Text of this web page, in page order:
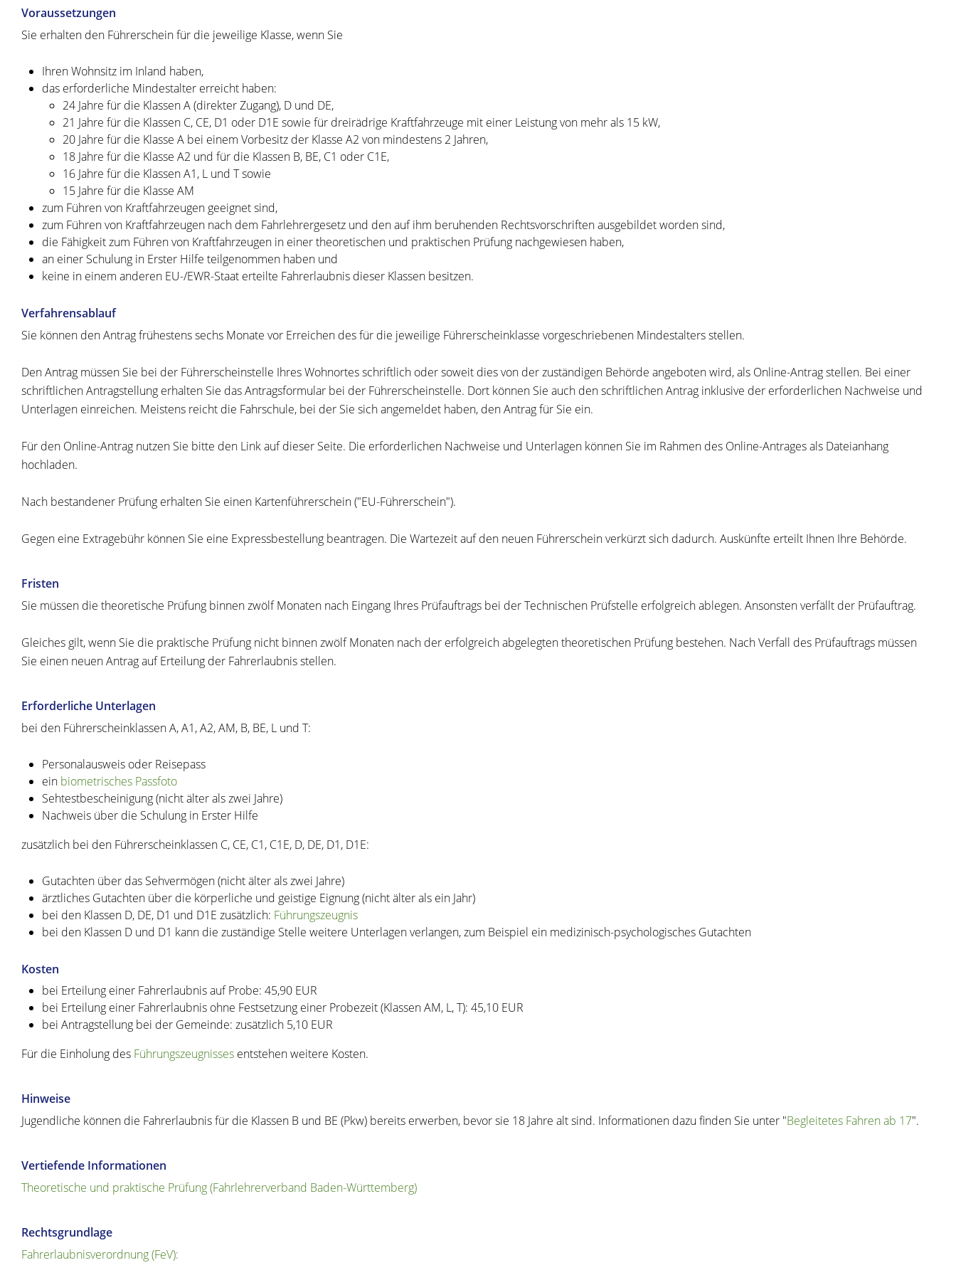
Voraussetzungen
Sie erhalten den Führerschein für die jeweilige Klasse, wenn Sie
Ihren Wohnsitz im Inland haben,
das erforderliche Mindestalter erreicht haben:
24 Jahre für die Klassen A (direkter Zugang), D und DE,
21 Jahre für die Klassen C, CE, D1 oder D1E sowie für dreirädrige Kraftfahrzeuge mit einer Leistung von mehr als 15 kW,
20 Jahre für die Klasse A bei einem Vorbesitz der Klasse A2 von mindestens 2 Jahren,
18 Jahre für die Klasse A2 und für die Klassen B, BE, C1 oder C1E,
16 Jahre für die Klassen A1, L und T sowie
15 Jahre für die Klasse AM
zum Führen von Kraftfahrzeugen geeignet sind,
zum Führen von Kraftfahrzeugen nach dem Fahrlehrergesetz und den auf ihm beruhenden Rechtsvorschriften ausgebildet worden sind,
die Fähigkeit zum Führen von Kraftfahrzeugen in einer theoretischen und praktischen Prüfung nachgewiesen haben,
an einer Schulung in Erster Hilfe teilgenommen haben und
keine in einem anderen EU-/EWR-Staat erteilte Fahrerlaubnis dieser Klassen besitzen.
Verfahrensablauf
Sie können den Antrag frühestens sechs Monate vor Erreichen des für die jeweilige Führerscheinklasse vorgeschriebenen Mindestalters stellen.
Den Antrag müssen Sie bei der Führerscheinstelle Ihres Wohnortes schriftlich oder soweit dies von der zuständigen Behörde angeboten wird, als Online-Antrag stellen. Bei einer
schriftlichen Antragstellung erhalten Sie das Antragsformular bei der Führerscheinstelle. Dort können Sie auch den schriftlichen Antrag inklusive der erforderlichen Nachweise und
Unterlagen einreichen. Meistens reicht die Fahrschule, bei der Sie sich angemeldet haben, den Antrag für Sie ein.
Für den Online-Antrag nutzen Sie bitte den Link auf dieser Seite. Die erforderlichen Nachweise und Unterlagen können Sie im Rahmen des Online-Antrages als Dateianhang
hochladen.
Nach bestandener Prüfung erhalten Sie einen Kartenführerschein ("EU-Führerschein").
Gegen eine Extragebühr können Sie eine Expressbestellung beantragen. Die Wartezeit auf den neuen Führerschein verkürzt sich dadurch. Auskünfte erteilt Ihnen Ihre Behörde.
Fristen
Sie müssen die theoretische Prüfung binnen zwölf Monaten nach Eingang Ihres Prüfauftrags bei der Technischen Prüfstelle erfolgreich ablegen. Ansonsten verfällt der Prüfauftrag.
Gleiches gilt, wenn Sie die praktische Prüfung nicht binnen zwölf Monaten nach der erfolgreich abgelegten theoretischen Prüfung bestehen. Nach Verfall des Prüfauftrags müssen
Sie einen neuen Antrag auf Erteilung der Fahrerlaubnis stellen.
Erforderliche Unterlagen
bei den Führerscheinklassen A, A1, A2, AM, B, BE, L und T:
Personalausweis oder Reisepass
ein biometrisches Passfoto
Sehtestbescheinigung (nicht älter als zwei Jahre)
Nachweis über die Schulung in Erster Hilfe
zusätzlich bei den Führerscheinklassen C, CE, C1, C1E, D, DE, D1, D1E:
Gutachten über das Sehvermögen (nicht älter als zwei Jahre)
ärztliches Gutachten über die körperliche und geistige Eignung (nicht älter als ein Jahr)
bei den Klassen D, DE, D1 und D1E zusätzlich: Führungszeugnis
bei den Klassen D und D1 kann die zuständige Stelle weitere Unterlagen verlangen, zum Beispiel ein medizinisch-psychologisches Gutachten
Kosten
bei Erteilung einer Fahrerlaubnis auf Probe: 45,90 EUR
bei Erteilung einer Fahrerlaubnis ohne Festsetzung einer Probezeit (Klassen AM, L, T): 45,10 EUR
bei Antragstellung bei der Gemeinde: zusätzlich 5,10 EUR
Für die Einholung des Führungszeugnisses entstehen weitere Kosten.
Hinweise
Jugendliche können die Fahrerlaubnis für die Klassen B und BE (Pkw) bereits erwerben, bevor sie 18 Jahre alt sind. Informationen dazu finden Sie unter "Begleitetes Fahren ab 17".
Vertiefende Informationen
Theoretische und praktische Prüfung (Fahrlehrerverband Baden-Württemberg)
Rechtsgrundlage
Fahrerlaubnisverordnung (FeV):